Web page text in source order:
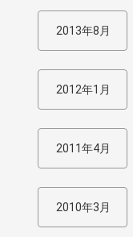
2013年8月
2012年1月
2011年4月
2010年3月